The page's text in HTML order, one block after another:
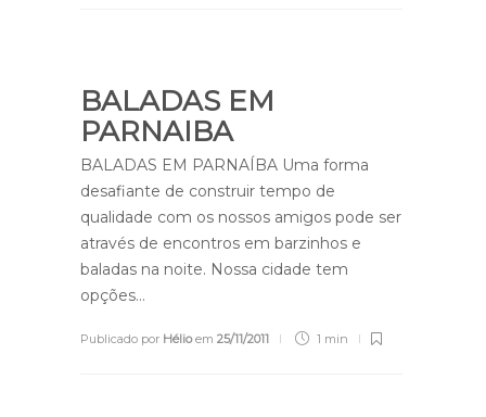
BALADAS EM
PARNAIBA
BALADAS EM PARNAÍBA Uma forma
desafiante de construir tempo de
qualidade com os nossos amigos pode ser
através de encontros em barzinhos e
baladas na noite. Nossa cidade tem
opções…
Publicado por Hélioem 25/11/2011 1 min